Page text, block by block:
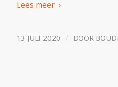
Lees meer
13 JULI 2020 / DOOR